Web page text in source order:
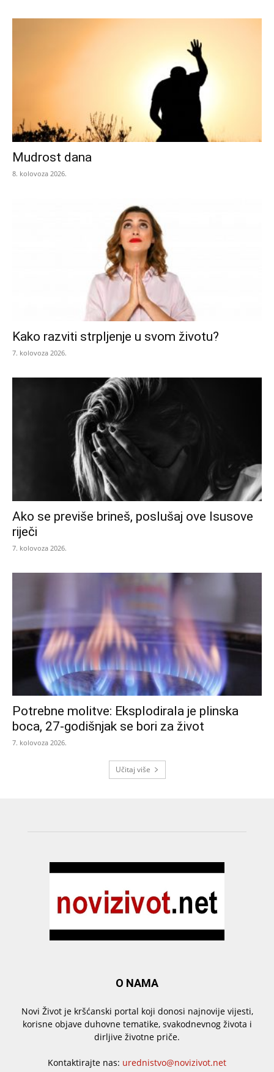
Mudrost dana
8. kolovoza 2026.
Kako razviti strpljenje u svom životu?
7. kolovoza 2026.
Ako se previše brineš, poslušaj ove Isusove
riječi
7. kolovoza 2026.
Potrebne molitve: Eksplodirala je plinska
boca, 27-godišnjak se bori za život
7. kolovoza 2026.
Učitaj više
O NAMA
Novi Život je kršćanski portal koji donosi najnovije vijesti,
korisne objave duhovne tematike, svakodnevnog života i
dirljive životne priče.
Kontaktirajte nas: urednistvo@novizivot.net